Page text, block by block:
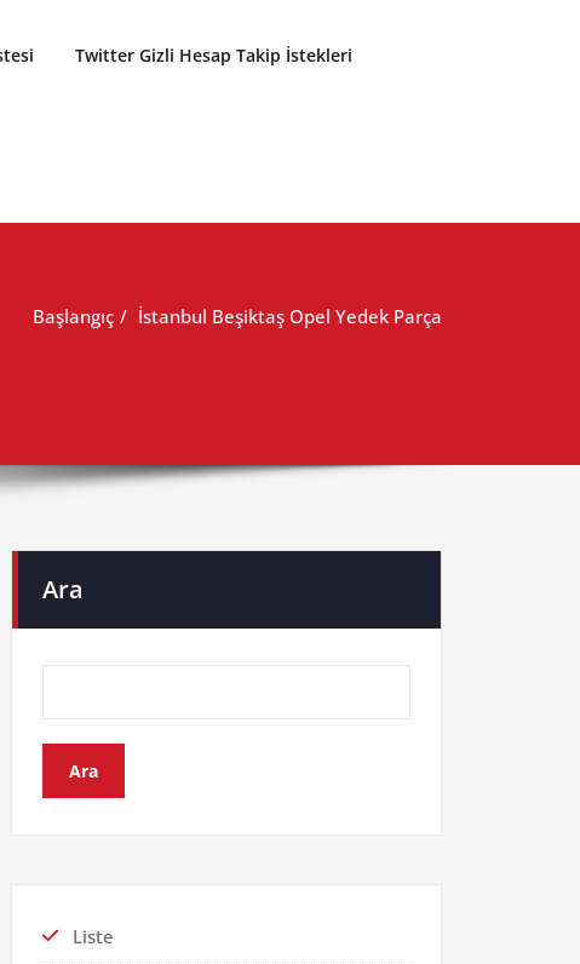
Twitter Gizli Hesap Takip İstekleri
Başlangıç İstanbul Beşiktaş Opel Yedek Parça
Ara
Ara
Liste